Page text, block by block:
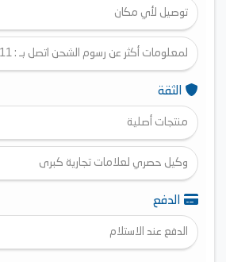
توصيل لأي مكان
لمعلومات أكثر عن رسوم الشحن اتصل بـ : 01116828111
الثقة
منتجات أصلية
وكيل حصري لعلامات تجارية كبرى
الدفع
الدفع عند الاستلام